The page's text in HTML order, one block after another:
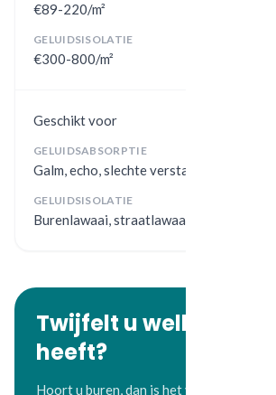
€89-220/m²
GELUIDSISOLATIE
€300-800/m²
Geschikt voor
GELUIDSABSORPTIE
Galm, echo, slechte verstaanbaarheid
GELUIDSISOLATIE
Burenlawaai, straatlawaai, privacy
Twijfelt u welk
heeft?
Hoort u buren, dan is het vaak isolatie.